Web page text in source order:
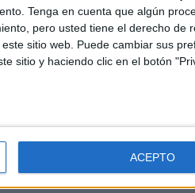
Tenga en cuenta que algún
pero usted tiene el derecho de
sitio web. Puede cambiar sus
sitio y haciendo clic en el botón
ACEPTO
uno de ellos el de
los 31 representantes de
Vox sufrió un
con el candidato